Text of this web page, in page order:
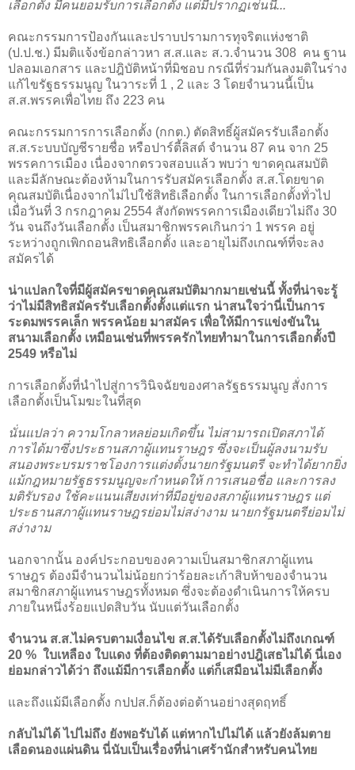
เลือกตั้ง มีคนยอมรับการเลือกตั้ง แต่มีปรากฏเช่นนี้...
คณะกรรมการป้องกันและปราบปรามการทุจริตแห่งชาติ
(ป.ป.ช.) มีมติแจ้งข้อกล่าวหา ส.ส.และ ส.ว.จำนวน 308 คน ฐาน
ปลอมเอกสาร และปฎิบัติหน้าที่มิชอบ กรณีที่ร่วมกันลงมติในร่าง
แก้ไขรัฐธรรมนูญ ในวาระที่ 1 , 2 และ 3 โดยจำนวนนี้เป็น
ส.ส.พรรคเพื่อไทย ถึง 223 คน
คณะกรรมการการเลือกตั้ง (กกต.) ตัดสิทธิ์ผู้สมัครรับเลือกตั้ง
ส.ส.ระบบบัญชีรายชื่อ หรือปาร์ตี้ลิสต์ จำนวน 87 คน จาก 25
พรรคการเมือง เนื่องจากตรวจสอบแล้ว พบว่า ขาดคุณสมบัติ
และมีลักษณะต้องห้ามในการรับสมัครเลือกตั้ง ส.ส.โดยขาด
คุณสมบัติเนื่องจากไม่ไปใช้สิทธิเลือกตั้ง ในการเลือกตั้งทั่วไป
เมื่อวันที่ 3 กรกฎาคม 2554 สังกัดพรรคการเมืองเดียวไม่ถึง 30
วัน จนถึงวันเลือกตั้ง เป็นสมาชิกพรรคเกินกว่า 1 พรรค อยู่
ระหว่างถูกเพิกถอนสิทธิเลือกตั้ง และอายุไม่ถึงเกณฑ์ที่จะลง
สมัครได้
น่าแปลกใจที่มีผู้สมัครขาดคุณสมบัติมากมายเช่นนี้ ทั้งที่น่าจะรู้
ว่าไม่มีสิทธิสมัครรับเลือกตั้งตั้งแต่แรก น่าสนใจว่านี่เป็นการ
ระดมพรรคเล็ก พรรคน้อย มาสมัคร เพื่อให้มีการแข่งขันใน
สนามเลือกตั้ง เหมือนเช่นที่พรรครักไทยทำมาในการเลือกตั้งปี
2549 หรือไม่
การเลือกตั้งที่นำไปสู่การวินิจฉัยของศาลรัฐธรรมนูญ สั่งการ
เลือกตั้งเป็นโมฆะในที่สุด
นั่นแปลว่า ความโกลาหลย่อมเกิดขึ้น ไม่สามารถเปิดสภาได้
การได้มาซึ่งประธานสภาผู้แทนราษฎร ซึ่งจะเป็นผู้ลงนามรับ
สนองพระบรมราชโองการแต่งตั้งนายกรัฐมนตรี จะทำได้ยากยิ่ง
แม้กฎหมายรัฐธรรมนูญจะกำหนดให้ การเสนอชื่อ และการลง
มติรับรอง ใช้คะแนนเสียงเท่าที่มีอยู่ของสภาผู้แทนราษฎร แต่
ประธานสภาผู้แทนราษฎรย่อมไม่สง่างาม นายกรัฐมนตรีย่อมไม่
สง่างาม
นอกจากนั้น องค์ประกอบของความเป็นสมาชิกสภาผู้แทน
ราษฎร ต้องมีจำนวนไม่น้อยกว่าร้อยละเก้าสิบห้าของจำนวน
สมาชิกสภาผู้แทนราษฎรทั้งหมด ซึ่งจะต้องดำเนินการให้ครบ
ภายในหนึ่งร้อยแปดสิบวัน นับแต่วันเลือกตั้ง
จำนวน ส.ส.ไม่ครบตามเงื่อนไข ส.ส.ได้รับเลือกตั้งไม่ถึงเกณฑ์
20 % ใบเหลือง ใบแดง ที่ต้องติดตามมาอย่างปฎิเสธไม่ได้ นี่เอง
ย่อมกล่าวได้ว่า ถึงแม้มีการเลือกตั้ง แต่ก็เสมือนไม่มีเลือกตั้ง
และถึงแม้มีเลือกตั้ง กปปส.ก็ต้องต่อต้านอย่างสุดฤทธิ์
กลับไม่ได้ ไปไม่ถึง ยังพอรับได้ แต่หากไปไม่ได้ แล้วยังล้มตาย
เลือดนองแผ่นดิน นี่นับเป็นเรื่องที่น่าเศร้านักสำหรับคนไทย